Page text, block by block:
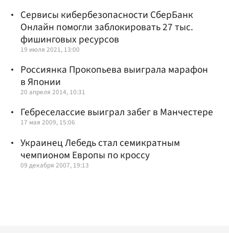
Сервисы кибербезопасности СберБанк
Онлайн помогли заблокировать 27 тыс.
фишинговых ресурсов
19 июля 2021, 13:00
Россиянка Прокопьева выиграла марафон
в Японии
20 апреля 2014, 10:31
Гебреселассие выиграл забег в Манчестере
17 мая 2009, 15:06
Украинец Лебедь стал семикратным
чемпионом Европы по кроссу
09 декабря 2007, 19:13